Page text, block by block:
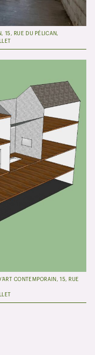
15, RUE DU PÉLICAN,
CONTEMPORAIN, 15, RUE